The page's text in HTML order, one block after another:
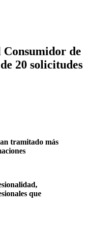
de
20 solicitudes
tramitado más
que